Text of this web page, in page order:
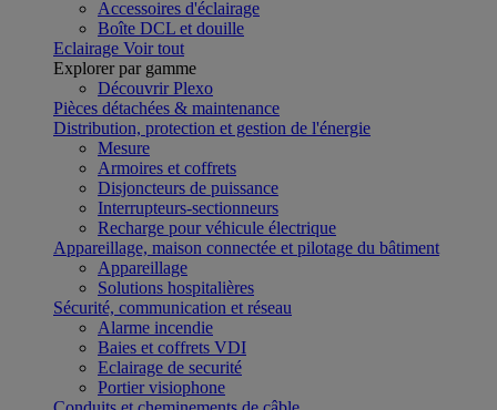
Accessoires d'éclairage
Boîte DCL et douille
Eclairage Voir tout
Explorer par gamme
Découvrir Plexo
Pièces détachées & maintenance
Distribution, protection et gestion de l'énergie
Mesure
Armoires et coffrets
Disjoncteurs de puissance
Interrupteurs-sectionneurs
Recharge pour véhicule électrique
Appareillage, maison connectée et pilotage du bâtiment
Appareillage
Solutions hospitalières
Sécurité, communication et réseau
Alarme incendie
Baies et coffrets VDI
Eclairage de securité
Portier visiophone